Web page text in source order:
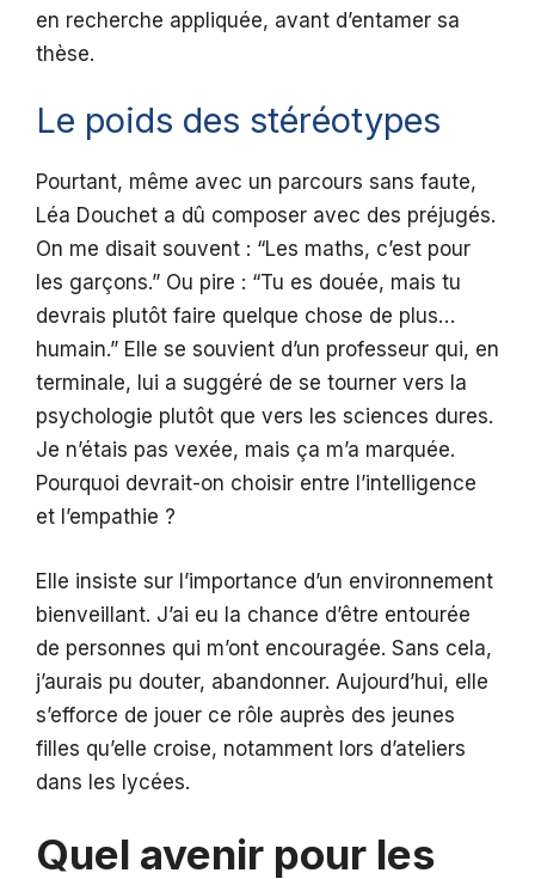
en recherche appliquée, avant d’entamer sa
thèse.
Le poids des stéréotypes
Pourtant, même avec un parcours sans faute,
Léa Douchet a dû composer avec des préjugés.
On me disait souvent : “Les maths, c’est pour
les garçons.” Ou pire : “Tu es douée, mais tu
devrais plutôt faire quelque chose de plus…
humain.” Elle se souvient d’un professeur qui, en
terminale, lui a suggéré de se tourner vers la
psychologie plutôt que vers les sciences dures.
Je n’étais pas vexée, mais ça m’a marquée.
Pourquoi devrait-on choisir entre l’intelligence
et l’empathie ?
Elle insiste sur l’importance d’un environnement
bienveillant. J’ai eu la chance d’être entourée
de personnes qui m’ont encouragée. Sans cela,
j’aurais pu douter, abandonner. Aujourd’hui, elle
s’efforce de jouer ce rôle auprès des jeunes
filles qu’elle croise, notamment lors d’ateliers
dans les lycées.
Quel avenir pour les